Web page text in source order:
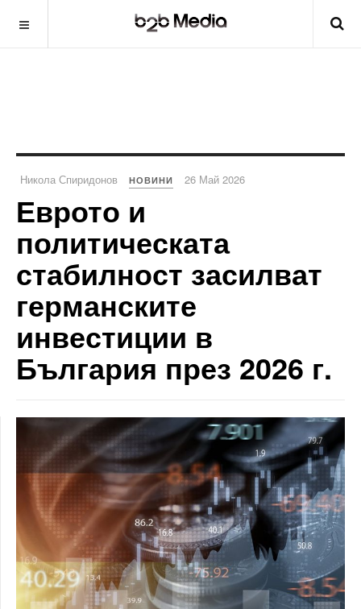
Никола Спиридонов НОВИНИ 26 Май 2026
Еврото и
политическата
стабилност засилват
германските
инвестиции в
България през 2026 г.